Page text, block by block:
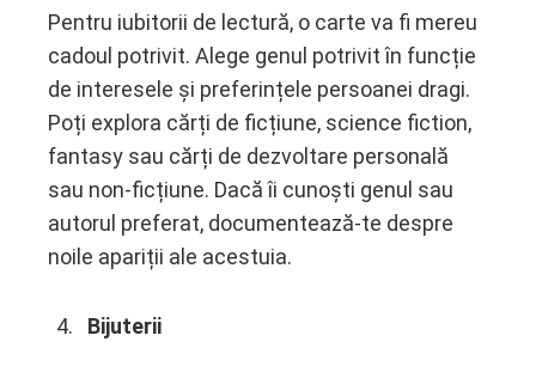
Pentru iubitorii de lectură, o carte va fi mereu
cadoul potrivit. Alege genul potrivit în funcție
de interesele și preferințele persoanei dragi.
Poți explora cărți de ficțiune, science fiction,
fantasy sau cărți de dezvoltare personală
sau non-ficțiune. Dacă îi cunoști genul sau
autorul preferat, documentează-te despre
noile apariții ale acestuia.
Bijuterii